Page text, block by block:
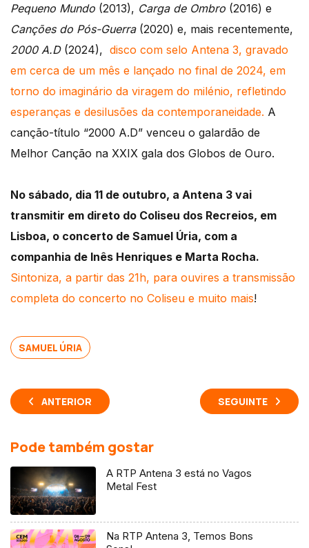
Pequeno Mundo (2013), Carga de Ombro (2016) e
Canções do Pós-Guerra(2020) e, mais recentemente,
2000 A.D (2024), disco com selo Antena 3, gravado
em cerca de um mês e lançado no final de 2024, em
torno do imaginário da viragem do milénio, refletindo
esperanças e desilusões da contemporaneidade. A
canção-título “2000 A.D” venceu o galardão de
Melhor Canção na XXIX gala dos Globos de Ouro.
No sábado, dia 11 de outubro, a Antena 3 vai
transmitir em direto do Coliseu dos Recreios, em
Lisboa, o concerto de Samuel Úria, com a
companhia de Inês Henriques e Marta Rocha.
Sintoniza, a partir das 21h, para ouvires a transmissão
completa do concerto no Coliseu e muito mais!
SAMUEL ÚRIA
ANTERIOR SEGUINTE
Pode também gostar
A RTP Antena 3 está no Vagos
Metal Fest
Na RTP Antena 3, Temos Bons